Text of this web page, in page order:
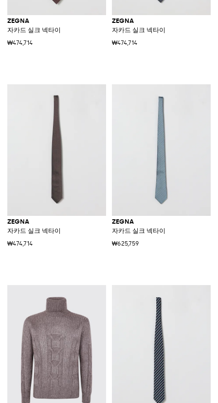
ZEGNA
자카드 실크 넥타이
₩474,714
ZEGNA
자카드 실크 넥타이
₩474,714
ZEGNA
자카드 실크 넥타이
₩474,714
ZEGNA
자카드 실크 넥타이
₩625,759